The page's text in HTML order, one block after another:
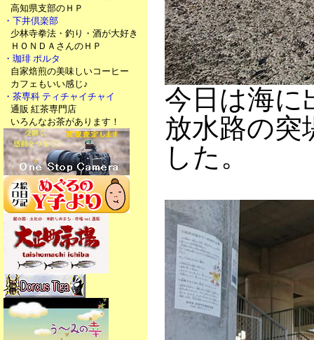
高知県支部のＨＰ
・下井倶楽部
少林寺拳法・釣り・酒が大好き
ＨＯＮＤＡさんのＨＰ
・珈琲 ポルタ
自家焙煎の美味しいコーヒー
カフェもいい感じ♪
・茶専科 ティチャイチャイ
通販 紅茶専門店
いろんなお茶があります！
今日は海に
放水路の突
した。